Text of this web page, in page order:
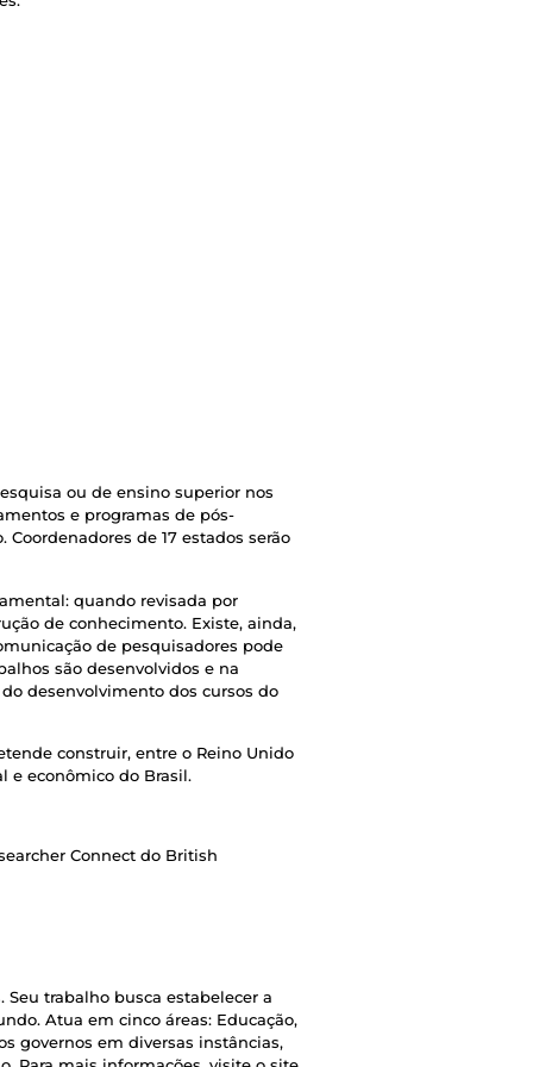
ou de ensino superior nos
e programas de pós-
de 17 estados serão
quando revisada por
de conhecimento. Existe, ainda,
de pesquisadores pode
são desenvolvidos e na
desenvolvimento dos cursos do
construir, entre o Reino Unido
e econômico do Brasil.
Connect do British
trabalho busca estabelecer a
Atua em cinco áreas: Educação,
governos em diversas instâncias,